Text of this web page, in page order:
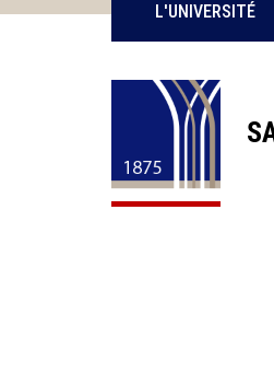
L'UNIVERSITÉ